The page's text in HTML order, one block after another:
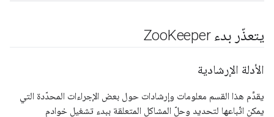
يتعذّر بدء ZooKeeper
الأدلة الإرشادية
يقدِّم هذا القسم معلومات وإرشادات حول بعض الإجراءات المحدّدة التي
يمكن اتّباعها لتحديد وحلّ المشاكل المتعلقة ببدء تشغيل خوادم